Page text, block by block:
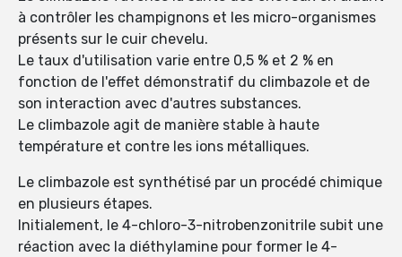
à contrôler les champignons et les micro-organismes
présents sur le cuir chevelu.
Le taux d'utilisation varie entre 0,5 % et 2 % en
fonction de l'effet démonstratif du climbazole et de
son interaction avec d'autres substances.
Le climbazole agit de manière stable à haute
température et contre les ions métalliques.
Le climbazole est synthétisé par un procédé chimique
en plusieurs étapes.
Initialement, le 4-chloro-3-nitrobenzonitrile subit une
réaction avec la diéthylamine pour former le 4-